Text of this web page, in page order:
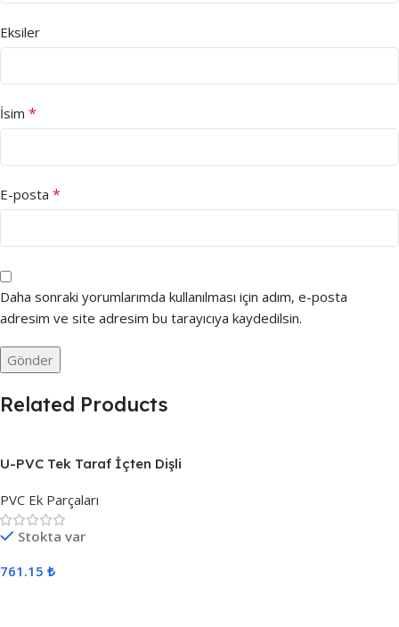
Eksiler
İsim *
E-posta *
Daha sonraki yorumlarımda kullanılması için adım, e-posta
adresim ve site adresim bu tarayıcıya kaydedilsin.
Related Products
U-PVC Tek Taraf İçten Dişli
PVC Ek Parçaları
Stokta var
761.15 ₺